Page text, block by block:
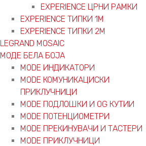
EXPERIENCE ЦРНИ РАМКИ
EXPERIENCE ТИПКИ 1M
EXPERIENCE ТИПКИ 2М
LEGRAND MOSAIC
МОДЕ БЕЛА БОЈА
MODE ИНДИКАТОРИ
MODE КОМУНИКАЦИСКИ
ПРИКЛУЧНИЦИ
MODE ПОДЛОШКИ И OG КУТИИ
MODE ПОТЕНЦИОМЕТРИ
MODE ПРEКИНУВАЧИ И ТАСТЕРИ
MODE ПРИКЛУЧНИЦИ